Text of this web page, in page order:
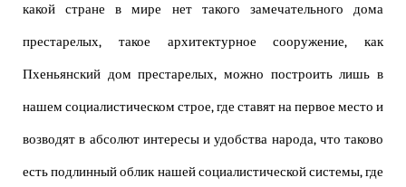
какой стране в мире нет такого замечательного дома
престарелых, такое архитектурное сооружение, как
Пхеньянский дом престарелых, можно построить лишь в
нашем социалистическом строе, где ставят на первое место и
возводят в абсолют интересы и удобства народа, что таково
есть подлинный облик нашей социалистической системы, где